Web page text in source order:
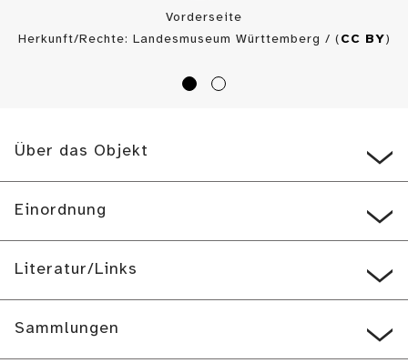
Vorderseite
Herkunft/Rechte: Landesmuseum Württemberg / ( CC BY)
Über das Objekt
Einordnung
Literatur/Links
Sammlungen